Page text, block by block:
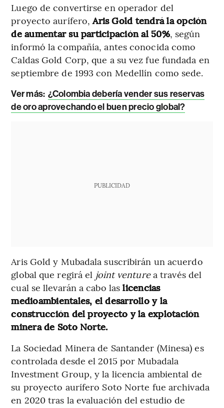
Luego de convertirse en operador del
proyecto aurífero,Aris Gold tendrá la opción
de aumentar su participación al 50%, según
informó la compañía, antes conocida como
Caldas Gold Corp, que a su vez fue fundada en
septiembre de 1993 con Medellín como sede.
Ver más: ¿Colombia debería vender sus reservas
de oro aprovechando el buen precio global?
PUBLICIDAD
Aris Gold y Mubadala suscribirán un acuerdo
global que regirá el joint venturea través del
cual se llevarán a cabo las licencias
medioambientales, el desarrollo y la
construcción del proyecto y la explotación
minera de Soto Norte.
La Sociedad Minera de Santander (Minesa) es
controlada desde el 2015 por Mubadala
Investment Group, y la licencia ambiental de
su proyecto aurífero Soto Norte fue archivada
en 2020 tras la evaluación del estudio de